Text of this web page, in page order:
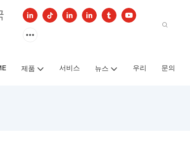
제품 서비스 뉴스 우리 문의